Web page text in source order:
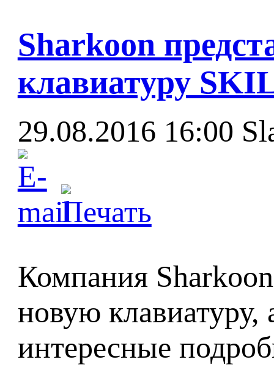
Sharkoon
клавиатуру
29.08.2016 16:00
Компания
новую клавиатуру,
интересные